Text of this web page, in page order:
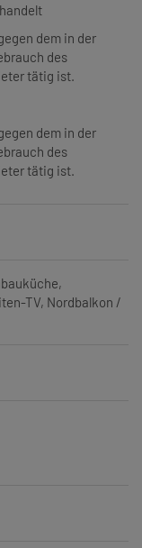
dem in der
des
tätig ist.
dem in der
des
tätig ist.
TV Nordbalkon /